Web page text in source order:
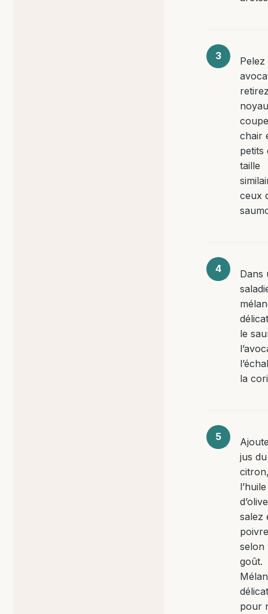
Pelez
chair
petits
taille
ceux
Dans
le
la
jus du
l’huile
salez
selon
goût.
pour